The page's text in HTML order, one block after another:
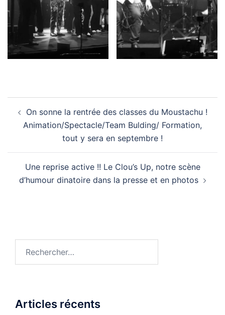
d’article
On sonne la rentrée des classes du Moustachu !
Animation/Spectacle/Team Bulding/ Formation,
tout y sera en septembre !
Une reprise active !! Le Clou’s Up, notre scène
d’humour dinatoire dans la presse et en photos
Articles récents